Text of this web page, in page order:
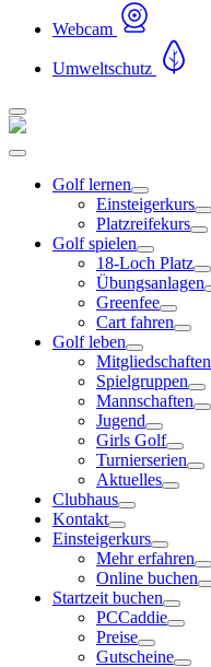
Webcam
Umweltschutz
Golf lernen
Einsteigerkurs
Platzreifekurs
Golf spielen
18-Loch Platz
Übungsanlagen
Greenfee
Cart fahren
Golf leben
Mitgliedschaften
Spielgruppen
Mannschaften
Jugend
Girls Golf
Turnierserien
Aktuelles
Clubhaus
Kontakt
Einsteigerkurs
Mehr erfahren
Online buchen
Startzeit buchen
PCCaddie
Preise
Gutscheine